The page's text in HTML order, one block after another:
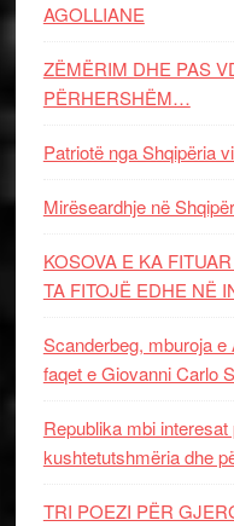
AGOLLIANE
ZËMËRIM DHE PAS
PËRHERSHËM…
Patriotë nga Shqipëria
Mirëseardhje në
KOSOVA E KA
TA FITOJË EDHE NË
Scanderbeg, mburoja
faqet e Giovanni Carlo
Republika mbi
kushtetutshmëria dhe
TRI POEZI PËR